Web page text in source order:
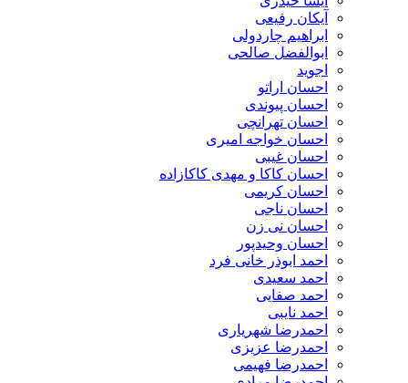
آیکان رفیعی
ابراهیم چاردولی
ابوالفضل صالحی
اجوید
احسان اراتو
احسان پیوندی
احسان تهرانچی
احسان خواجه امیری
احسان غیبی
احسان کاکا و مهدی کاکازاده
احسان کریمی
احسان ناجی
احسان نی زن
احسان وحیدپور
احمد ابوذر خانی فرد
احمد سعیدی
احمد صفایی
احمد نایبی
احمدرضا شهریاری
احمدرضا عزیزی
احمدرضا فهیمی